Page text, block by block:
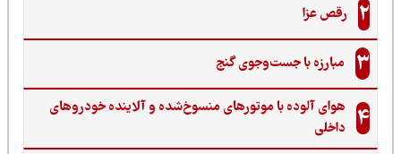
رقص عزا
مبارزه با جست‌وجوی گنج‌
هوای آلوده با موتورهای منسوخ‌شده و آلاینده خودروهای
داخلی